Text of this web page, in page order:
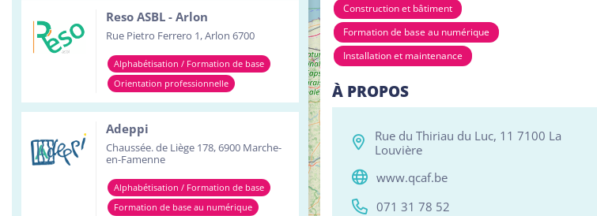
Reso ASBL - Arlon
Rue Pietro Ferrero 1, Arlon 6700
Alphabétisation / Formation de base
Orientation professionnelle
Adeppi
Chaussée. de Liège 178, 6900 Marche-
en-Famenne
Alphabétisation / Formation de base
Formation de base au numérique
17
Construction et bâtiment
Formation de base au numérique
Installation et maintenance
À PROPOS
Rue du Thiriau du Luc, 11 7100 La
Louvière
www.qcaf.be
071 31 78 52